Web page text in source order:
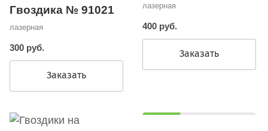
Гвоздика № 91021
лазерная
300 руб.
Заказать
лазерная
400 руб.
Заказать